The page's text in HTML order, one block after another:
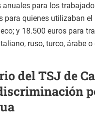
anuales para los
para quienes utilizaban el
y 18.500 euros para
ruso, turco, árabe
del TSJ de